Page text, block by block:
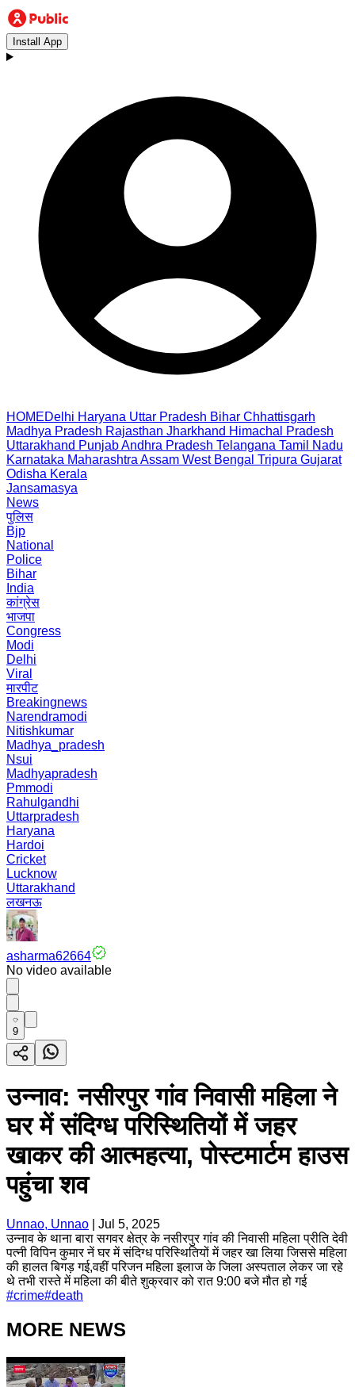
Install App
HOMEDelhi Haryana Uttar Pradesh Bihar Chhattisgarh
Madhya Pradesh Rajasthan Jharkhand Himachal Pradesh
Uttarakhand PunjabAndhra Pradesh Telangana Tamil Nadu
Karnataka Maharashtra Assam West Bengal Tripura Gujarat
Odisha Kerala
Jansamasya
News
पुलिस
Bjp
National
Police
Bihar
India
कांग्रेस
भाजपा
Congress
Modi
Delhi
Viral
मारपीट
Breakingnews
Narendramodi
Nitishkumar
Madhya_pradesh
Nsui
Madhyapradesh
Pmmodi
Rahulgandhi
Uttarpradesh
Haryana
Hardoi
Cricket
Lucknow
Uttarakhand
लखनऊ
asharma62664
No video available
9
उन्नाव: नसीरपुर गांव निवासी महिला ने
घर में संदिग्ध परिस्थितियों में जहर
खाकर की आत्महत्या, पोस्टमार्टम हाउस
पहुंचा शव
Unnao, Unnao
Jul 5, 2025
उन्नाव के थाना बारा सगवर क्षेत्र के नसीरपुर गांव की निवासी महिला प्रीति देवी
पत्नी विपिन कुमार नें घर में संदिग्ध परिस्थितियों में जहर खा लिया जिससे महिला
की हालत बिगड़ गई,वहीं परिजन महिला इलाज के जिला अस्पताल लेकर जा रहे
थे तभी रास्ते में महिला की बीते शुक्रवार को रात 9:00 बजे मौत हो गई
#crime#death
MORE NEWS